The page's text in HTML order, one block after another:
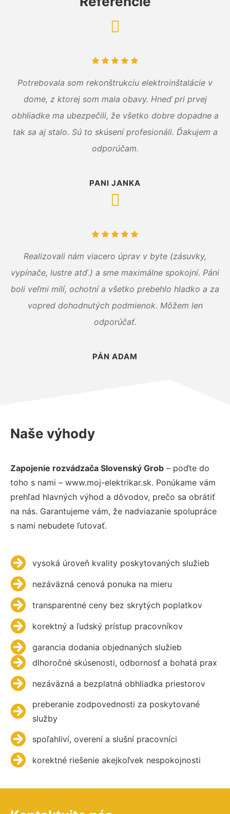
Potrebovala som rekonštrukciu elektroinštalácie v
dome, z ktorej som mala obavy. Hneď pri prvej
obhliadke ma ubezpečili, že všetko dobre dopadne a
tak sa aj stalo. Sú to skúsení profesionáli. Ďakujem a
odporúčam.
PANI JANKA
Realizovali nám viacero úprav v byte (zásuvky,
vypínače, lustre atď.) a sme maximálne spokojní. Páni
boli veľmi milí, ochotní a všetko prebehlo hladko a za
vopred dohodnutých podmienok. Môžem len
odporúčať.
PÁN ADAM
Naše výhody
Zapojenie rozvádzača Slovenský Grob – poďte do
toho s nami – www.moj-elektrikar.sk. Ponúkame vám
prehľad hlavných výhod a dôvodov, prečo sa obrátiť
na nás. Garantujeme vám, že nadviazanie spolupráce
s nami nebudete ľutovať.
vysoká úroveň kvality poskytovaných služieb
nezáväzná cenová ponuka na mieru
transparentné ceny bez skrytých poplatkov
korektný a ľudský prístup pracovníkov
garancia dodania objednaných služieb
dlhoročné skúsenosti, odbornosť a bohatá prax
nezáväzná a bezplatná obhliadka priestorov
preberanie zodpovednosti za poskytované
služby
spoľahliví, overení a slušní pracovníci
korektné riešenie akejkoľvek nespokojnosti